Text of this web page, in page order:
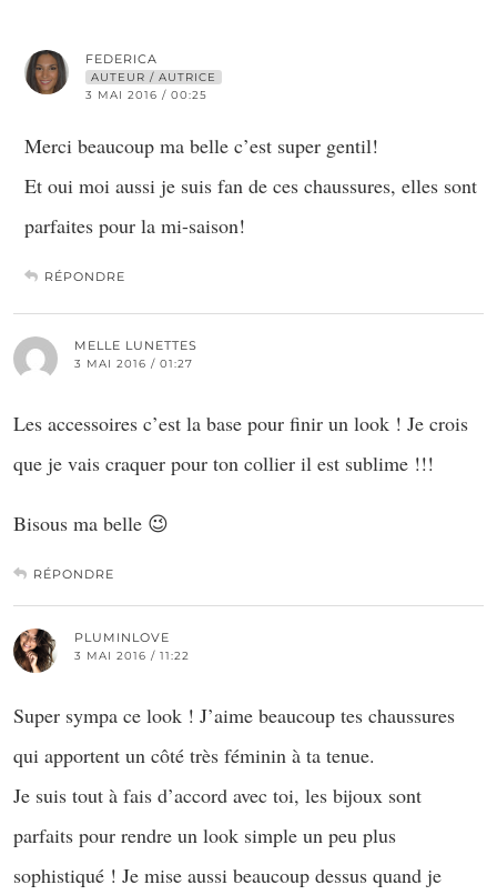
FEDERICA
AUTEUR / AUTRICE
3 MAI 2016 / 00:25
Merci beaucoup ma belle c’est super gentil!
Et oui moi aussi je suis fan de ces chaussures, elles sont
parfaites pour la mi-saison!
RÉPONDRE
MELLE LUNETTES
3 MAI 2016 / 01:27
Les accessoires c’est la base pour finir un look ! Je crois
que je vais craquer pour ton collier il est sublime !!!
Bisous ma belle 😉
RÉPONDRE
PLUMINLOVE
3 MAI 2016 / 11:22
Super sympa ce look ! J’aime beaucoup tes chaussures
qui apportent un côté très féminin à ta tenue.
Je suis tout à fais d’accord avec toi, les bijoux sont
parfaits pour rendre un look simple un peu plus
sophistiqué ! Je mise aussi beaucoup dessus quand je